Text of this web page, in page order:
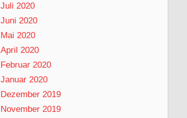
Juli 2020
Juni 2020
Mai 2020
April 2020
Februar 2020
Januar 2020
Dezember 2019
November 2019